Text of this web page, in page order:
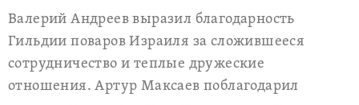
Валерий Андреев выразил благодарность
Гильдии поваров Израиля за сложившееся
сотрудничество и теплые дружеские
отношения. Артур Максаев поблагодарил